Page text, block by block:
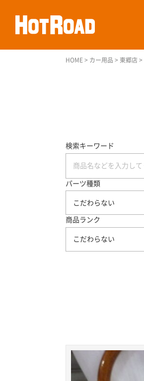
HOME > カー用品 > 東郷店 >
検索キーワード
パーツ種類
こだわらない
商品ランク
こだわらない